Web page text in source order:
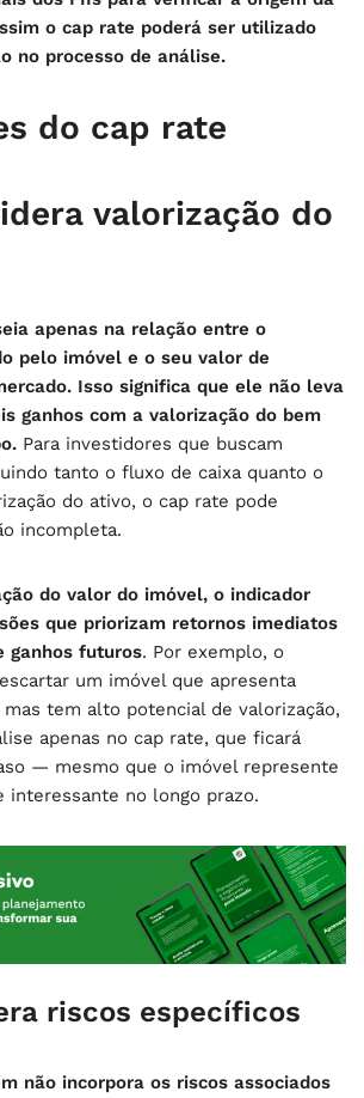
o cap rate poderá ser utilizado
no processo de análise.
do cap rate
valorização do
apenas na relação entre o
pelo imóvel e o seu valor de
Isso significa que ele não leva
ganhos com a valorização do bem
Para investidores que buscam
tanto o fluxo de caixa quanto o
do ativo, o cap rate pode
incompleta.
do valor do imóvel, o indicador
que priorizam retornos imediatos
ganhos futuros. Por exemplo, o
um imóvel que apresenta
mas tem alto potencial de valorização,
apenas no cap rate, que ficará
— mesmo que o imóvel represente
interessante no longo prazo.
riscos específicos
não incorpora os riscos associados